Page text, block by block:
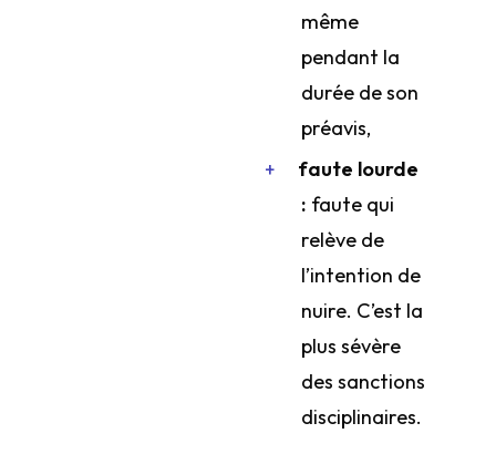
même
pendant la
durée de son
préavis,
faute lourde
: faute qui
relève de
l’intention de
nuire. C’est la
plus sévère
des sanctions
disciplinaires.